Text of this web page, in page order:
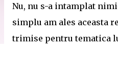
Nu, nu s-a intamplat
simplu am ales aceasta
trimise pentru tematica